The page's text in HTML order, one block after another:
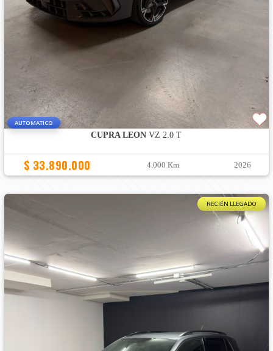
AUTOMATICO
CUPRA LEON VZ 2.0 T
$ 33.890.000 4.000 Km 2026
RECIÉN LLEGADO